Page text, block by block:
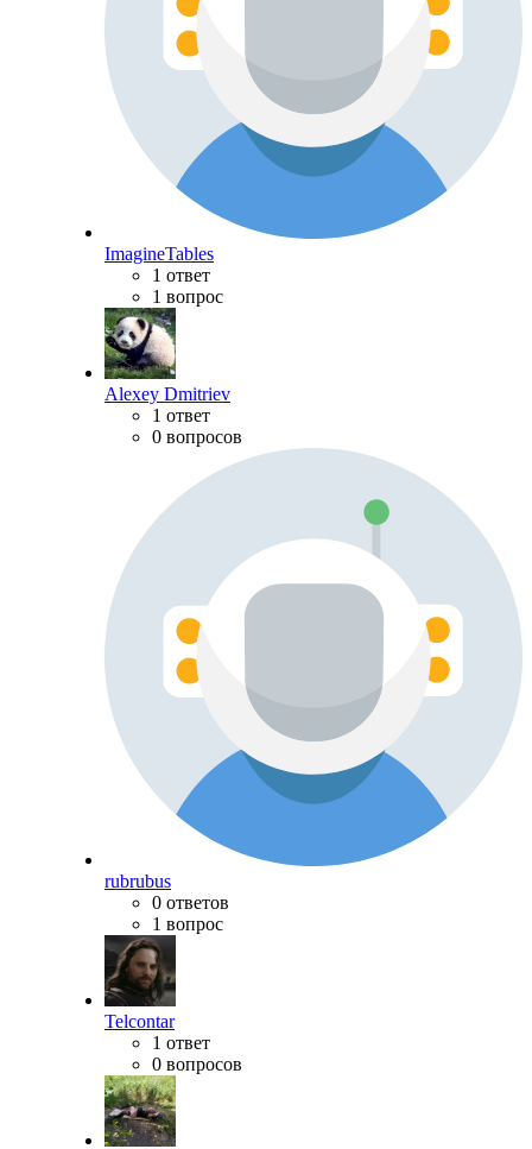
ImagineTables
1 ответ
1 вопрос
Alexey Dmitriev
1 ответ
0 вопросов
rubrubus
0 ответов
1 вопрос
Telcontar
1 ответ
0 вопросов